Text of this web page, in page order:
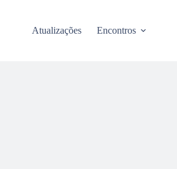
Atualizações Encontros